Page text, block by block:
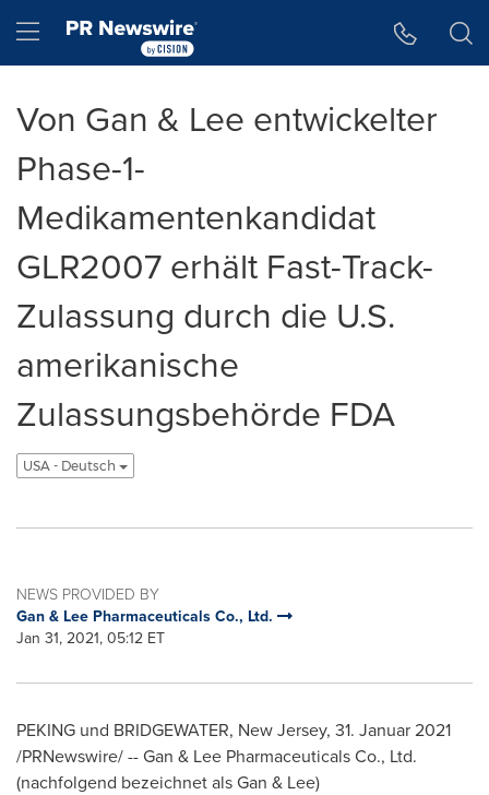
Hamburger menu
Von Gan & Lee entwickelter
Phase-1-
Medikamentenkandidat
GLR2007 erhält Fast-Track-
Zulassung durch die U.S.
amerikanische
Zulassungsbehörde FDA
USA - Deutsch
NEWS PROVIDED BY
Gan & Lee Pharmaceuticals Co., Ltd.
Jan 31, 2021, 05:12 ET
PEKING und BRIDGEWATER, New Jersey, 31. Januar 2021
/PRNewswire/ -- Gan & Lee Pharmaceuticals Co., Ltd.
(nachfolgend bezeichnet als Gan & Lee)